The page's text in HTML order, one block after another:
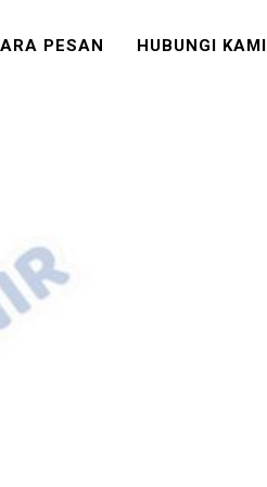
PESAN HUBUNGI KAMI